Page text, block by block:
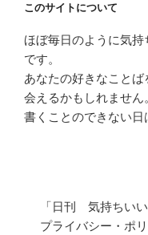
このサイトについて
ほぼ毎日のように気
です。
あなたの好きなこと
会えるかもしれません
書くことのできない日
「日刊 気持ちい
プライバシー・ポ